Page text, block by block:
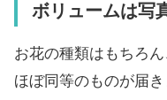
ボリュームは写
お花の種類はもちろ
ほぼ同等のものが届き